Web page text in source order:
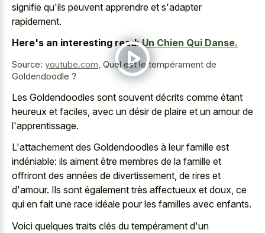
signifie qu'ils peuvent apprendre et s'adapter
rapidement.
Here's an interesting read: Un Chien Qui Danse.
Source: youtube.com Quel est le tempérament de
Goldendoodle ?
Les Goldendoodles sont souvent décrits comme étant
heureux et faciles, avec un désir de plaire et un amour de
l'apprentissage.
L'attachement des Goldendoodles à leur famille est
indéniable: ils aiment être membres de la famille et
offriront des années de divertissement, de rires et
d'amour. Ils sont également très affectueux et doux, ce
qui en fait une race idéale pour les familles avec enfants.
Voici quelques traits clés du tempérament d'un